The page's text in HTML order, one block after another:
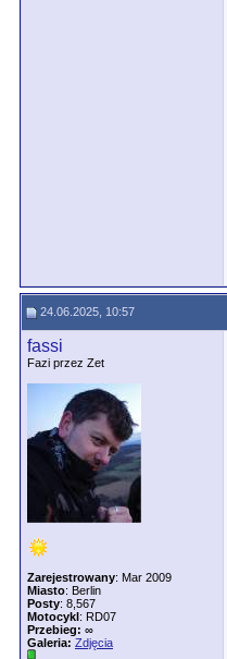
24.06.2025, 10:57
fassi
Fazi przez Zet
Zarejestrowany: Mar 2009
Miasto: Berlin
Posty: 8,567
Motocykl: RD07
Przebieg: ∞
Galeria: Zdjęcia